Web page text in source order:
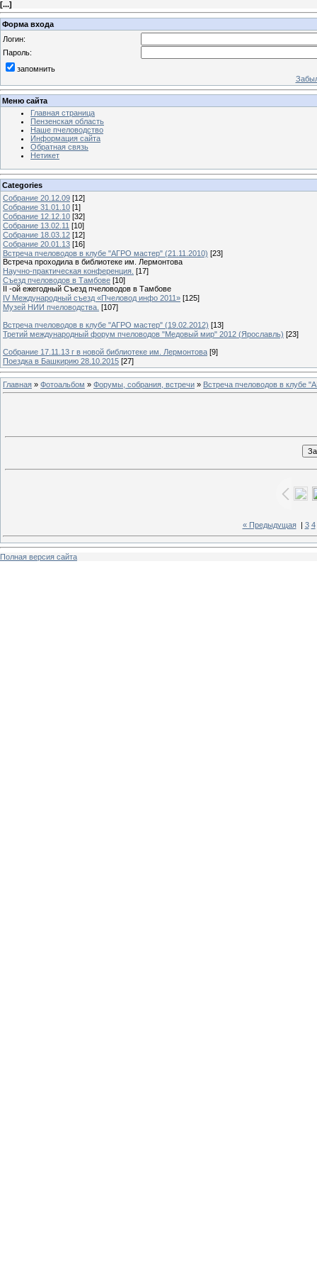
[...]
Форма входа
Логин:
Пароль:
запомнить
Меню сайта
Главная страница
Пензенская область
Наше пчеловодство
Информация сайта
Обратная связь
Нетикет
Categories
Собрание 20.12.09 [12]
Собрание 31.01.10 [1]
Собрание 12.12.10 [32]
Собрание 13.02.11 [10]
Собрание 18.03.12 [12]
Собрание 20.01.13 [16]
Встреча пчеловодов в клубе "АГРО мастер" (21.11.2010) [23]
Встреча проходила в библиотеке им. Лермонтова
Научно-практическая конференция. [17]
Съезд пчеловодов в Тамбове [10]
II -ой ежегодный Съезд пчеловодов в Тамбове
IV Международный съезд «Пчеловод инфо 2011» [125]
Музей НИИ пчеловодства. [107]
Встреча пчеловодов в клубе "АГРО мастер" (19.02.2012) [13]
Третий международный форум пчеловодов "Медовый мир" 2012 (Ярославль) [23]
Собрание 17.11.13 г в новой библиотеке им. Лермонтова [9]
Поездка в Башкирию 28.10.2015 [27]
Главная » Фотоальбом » Форумы, собрания, встречи » Встреча пчеловодов в клубе
« Предыдущая| 3 4
Полная версия сайта